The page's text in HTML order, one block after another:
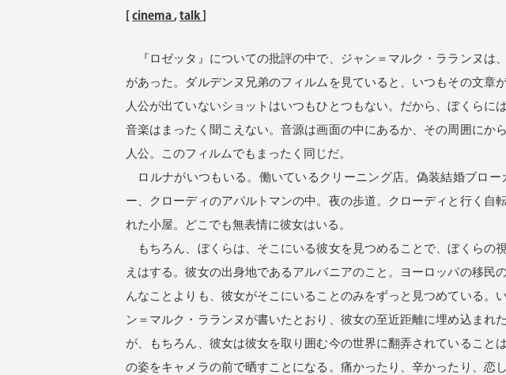
[cinema,talk]
『ロゼッタ』についての批評の中で、ジャン＝マルク・ラランヌは
があった。ダルデンヌ兄弟のフィルムを見ていると、いつもその文
人公が出ていないショットはいつもひとつもない。だから、ぼくら
音楽はまったく聞こえない。音源は画面の中にあるか、その周囲に
人公。このフィルムでもまったく同じだ。
ロルナがいつもいる。働いているクリーニング店。偽装結婚ブロ
ー、クローディのアパルトマンの中。夜の歩道。クローディと行く
れた小屋。どこでも無表情に彼女はいる。
もちろん、ぼくらは、そこにいる彼女を見つめることで、ぼくらの
えはする。彼女の出身地であるアルバニアのこと。ヨーロッパの移
んなことよりも、彼女がそこにいることのみをずっと見つめている
ン＝マルク・ラランヌが書いたとおり、彼女の至近距離に埋め込ま
が、もちろん、彼女は彼女を取り囲む今の世界に翻弄されているこ
の姿をキャメラの前で晒すことになる。痛かったり、辛かったり、恋